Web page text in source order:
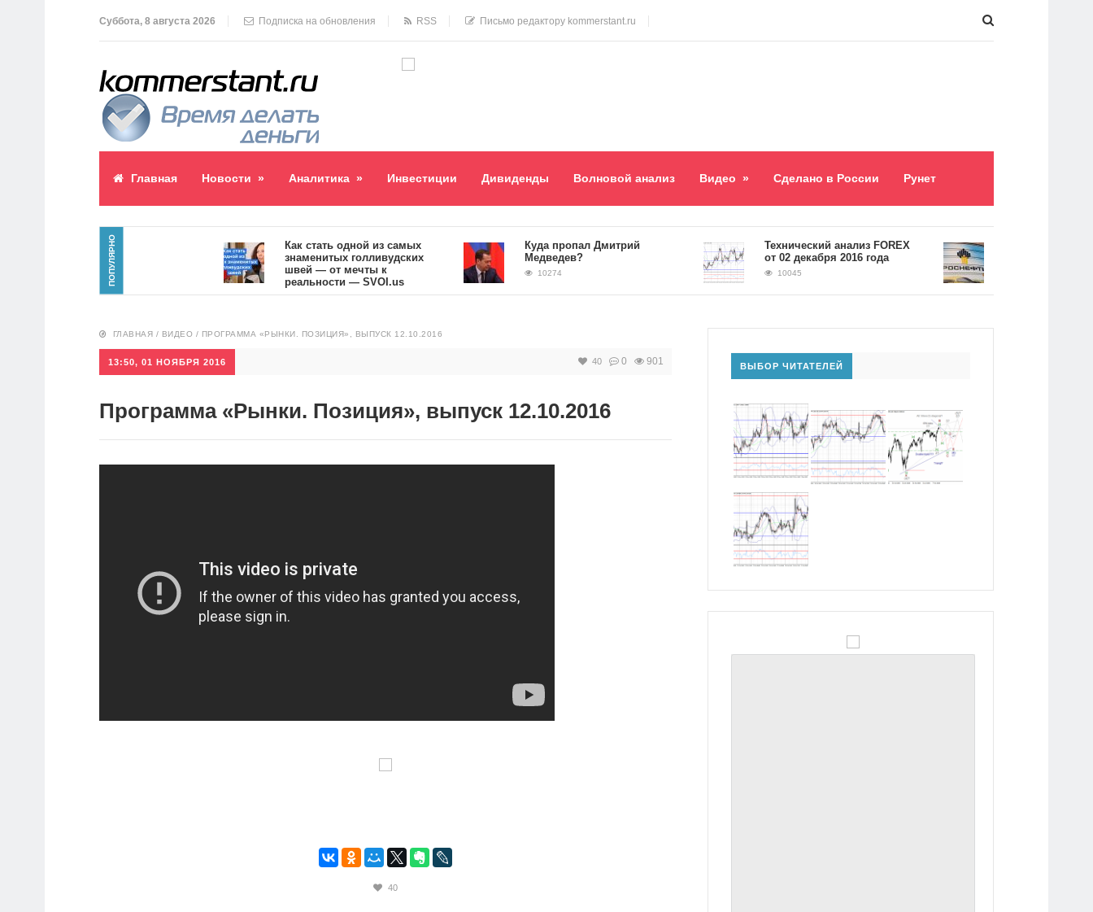
Суббота, 8 августа 2026 Подписка на обновления RSS Письмо редактору kommerstant.ru
Главная Новости » Аналитика » Инвестиции Дивиденды Волновой анализ Видео » Сделано в России Рунет
ПОПУЛЯРНО
Как стать одной из самых
знаменитых голливудских
швей — от мечты к
реальности — SVOI.us
10554
Куда пропал Дмитрий
Медведев?
10274
​Технический анализ FOREX
от 02 декабря 2016 года
10045
Долг «Роснефти»
5,2 триллиона
ГЛАВНАЯ / ВИДЕО / ПРОГРАММА «РЫНКИ. ПОЗИЦИЯ», ВЫПУСК 12.10.2016
13:50, 01 НОЯБРЯ 2016 40 0 901
Программа «Рынки. Позиция», выпуск 12.10.2016
40
ВЫБОР ЧИТАТЕЛЕЙ